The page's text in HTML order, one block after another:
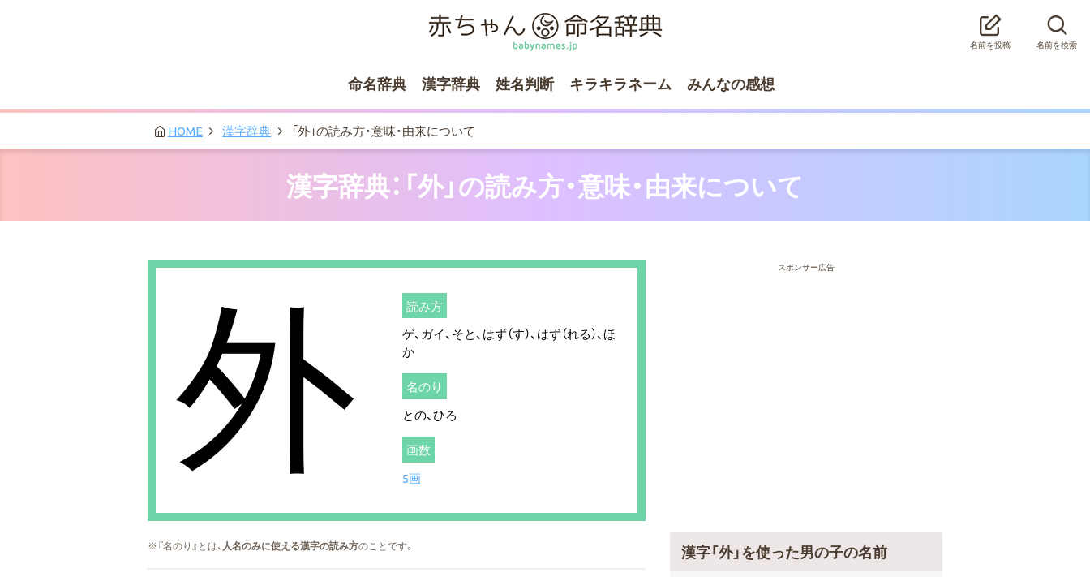
名前を投稿 名前を検索
命名辞典 漢字辞典 姓名判断 キラキラネーム みんなの感想
HOME 漢字辞典 「外」の読み方・意味・由来について
漢字辞典：「外」の読み方・意味・由来について
外
読み方
ゲ、ガイ、そと、はず（す）、はず（れる）、ほ
か
名のり
との、ひろ
画数
5画
※『名のり』とは、 人名のみに使える漢字の読み方のことです。
スポンサー広告
漢字「外」を使った男の子の名前